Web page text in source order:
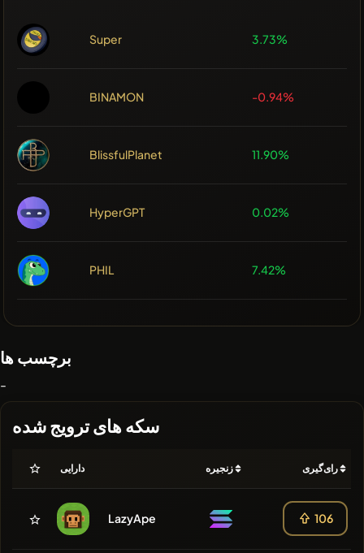
Super 3.73%
BINAMON -0.94%
BlissfulPlanet 11.90%
HyperGPT 0.02%
PHIL 7.42%
برچسب ها
-
سکه های ترویج شده
دارایی زنجیره رای‌گیری
LazyApe 106